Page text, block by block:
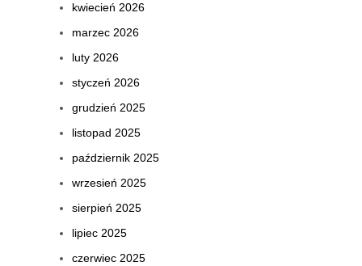
kwiecień 2026
marzec 2026
luty 2026
styczeń 2026
grudzień 2025
listopad 2025
październik 2025
wrzesień 2025
sierpień 2025
lipiec 2025
czerwiec 2025